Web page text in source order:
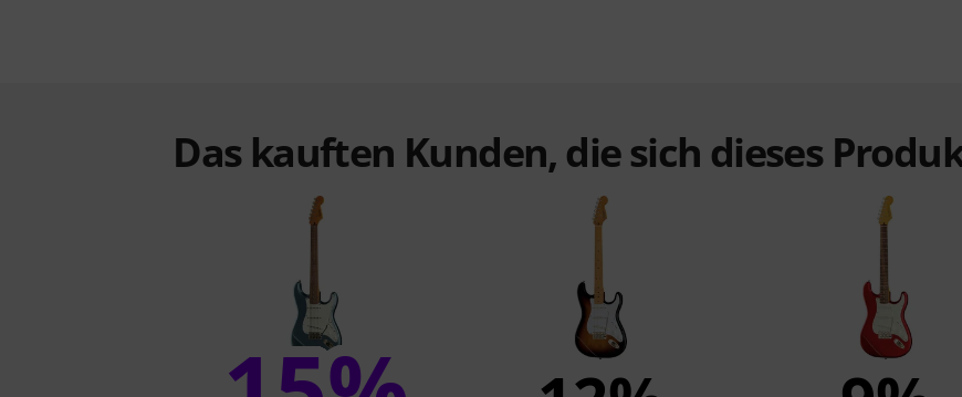
Das kauften Kunden, die sich dieses